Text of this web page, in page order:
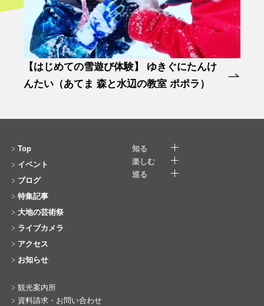
【はじめての雪遊び体験】 ゆきぐにたんけ
んたい（あてま 森と水辺の教室 ポポラ）
Top
イベント
ブログ
特集記事
大地の芸術祭
ライブカメラ
アクセス
お知らせ
知る
楽しむ
巡る
観光案内所
資料請求・お問い合わせ